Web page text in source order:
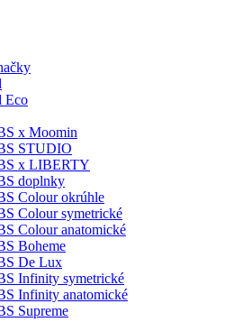
Eco
x Moomin
STUDIO
x LIBERTY
doplnky
Colour okrúhle
Colour symetrické
Colour anatomické
Boheme
De Lux
Infinity symetrické
Infinity anatomické
Supreme